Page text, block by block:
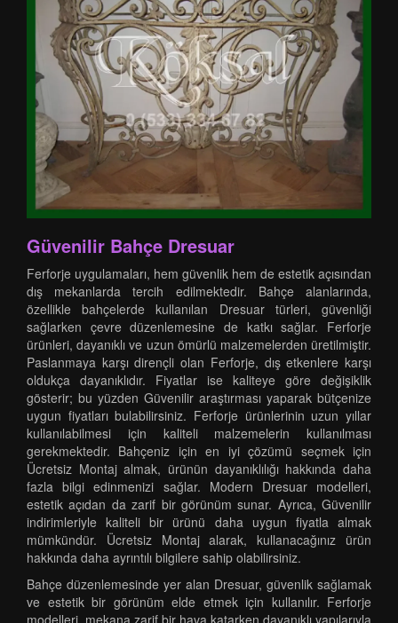
Güvenilir Bahçe Dresuar
Ferforje uygulamaları, hem güvenlik hem de estetik açısından
dış mekanlarda tercih edilmektedir. Bahçe alanlarında,
özellikle bahçelerde kullanılan Dresuar türleri, güvenliği
sağlarken çevre düzenlemesine de katkı sağlar. Ferforje
ürünleri, dayanıklı ve uzun ömürlü malzemelerden üretilmiştir.
Paslanmaya karşı dirençli olan Ferforje, dış etkenlere karşı
oldukça dayanıklıdır. Fiyatlar ise kaliteye göre değişiklik
gösterir; bu yüzden Güvenilir araştırması yaparak bütçenize
uygun fiyatları bulabilirsiniz. Ferforje ürünlerinin uzun yıllar
kullanılabilmesi için kaliteli malzemelerin kullanılması
gerekmektedir. Bahçeniz için en iyi çözümü seçmek için
Ücretsiz Montaj almak, ürünün dayanıklılığı hakkında daha
fazla bilgi edinmenizi sağlar. Modern Dresuar modelleri,
estetik açıdan da zarif bir görünüm sunar. Ayrıca, Güvenilir
indirimleriyle kaliteli bir ürünü daha uygun fiyatla almak
mümkündür. Ücretsiz Montaj alarak, kullanacağınız ürün
hakkında daha ayrıntılı bilgilere sahip olabilirsiniz.
Bahçe düzenlemesinde yer alan Dresuar, güvenlik sağlamak
ve estetik bir görünüm elde etmek için kullanılır. Ferforje
modelleri, mekana zarif bir hava katarken dayanıklı yapılarıyla